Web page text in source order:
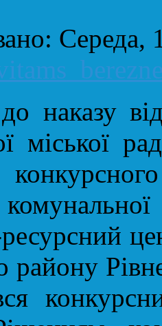
Середа,
наказу
району